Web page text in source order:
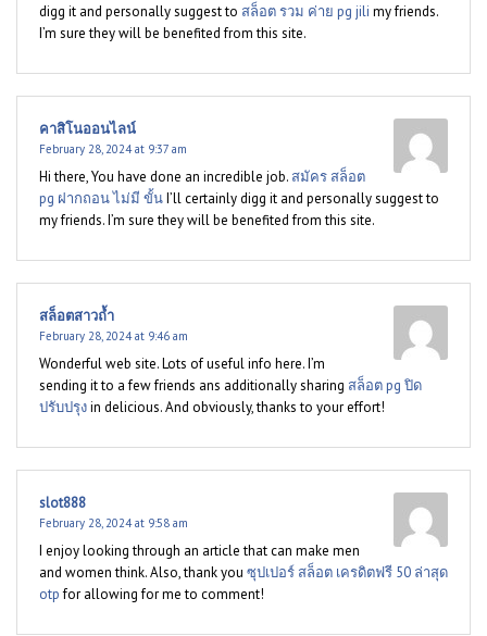
digg it and personally suggest to สล็อต รวม ค่าย pg jili my friends.
I’m sure they will be benefited from this site.
คาสิโนออนไลน์
February 28, 2024 at 9:37 am
Hi there, You have done an incredible job. สมัคร สล็อต
pg ฝากถอน ไม่มี ขั้นI’ll certainly digg it and personally suggest to
my friends. I’m sure they will be benefited from this site.
สล็อตสาวถ้ำ
February 28, 2024 at 9:46 am
Wonderful web site. Lots of useful info here. I’m
sending it to a few friends ans additionally sharing สล็อต pg ปิด
ปรับปรุงin delicious. And obviously, thanks to your effort!
slot888
February 28, 2024 at 9:58 am
I enjoy looking through an article that can make men
and women think. Also, thank you ซุปเปอร์ สล็อต เครดิตฟรี 50 ล่าสุด
otpfor allowing for me to comment!